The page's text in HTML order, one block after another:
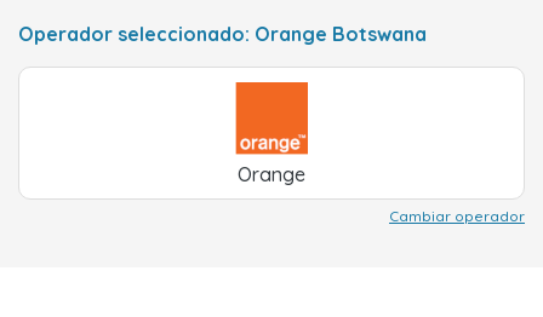
Operador seleccionado: Orange Botswana
Orange
Cambiar operador